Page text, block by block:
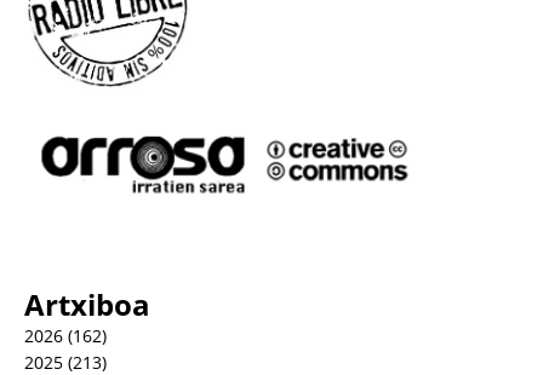
Artxiboa
2026 (162)
2025 (213)